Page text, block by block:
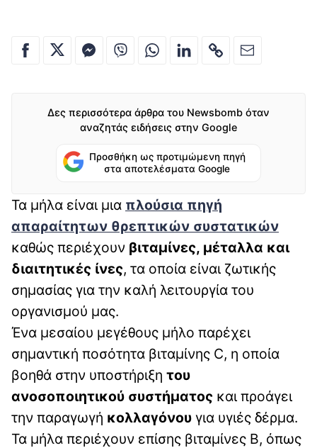
Δες περισσότερα άρθρα του Newsbomb όταν
αναζητάς ειδήσεις στην Google
Προσθήκη ως προτιμώμενη πηγή
στα αποτελέσματα Google
Τα μήλα είναι μια πλούσια πηγή
απαραίτητων θρεπτικών συστατικών
καθώς περιέχουν βιταμίνες, μέταλλα και
διαιτητικές ίνες, τα οποία είναι ζωτικής
σημασίας για την καλή λειτουργία του
οργανισμού μας.
Ένα μεσαίου μεγέθους μήλο παρέχει
σημαντική ποσότητα βιταμίνης C, η οποία
βοηθά στην υποστήριξη του
ανοσοποιητικού συστήματος και προάγει
την παραγωγή κολλαγόνου για υγιές δέρμα.
Τα μήλα περιέχουν επίσης βιταμίνες Β, όπως